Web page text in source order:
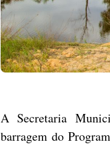
A Secretaria
barragem do